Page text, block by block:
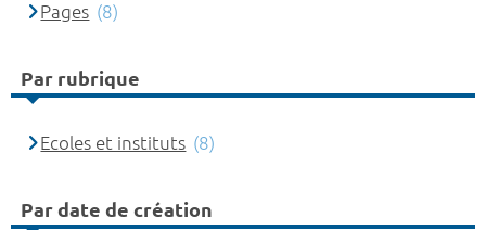
Pages (8)
Par rubrique
Ecoles et instituts (8)
Par date de création